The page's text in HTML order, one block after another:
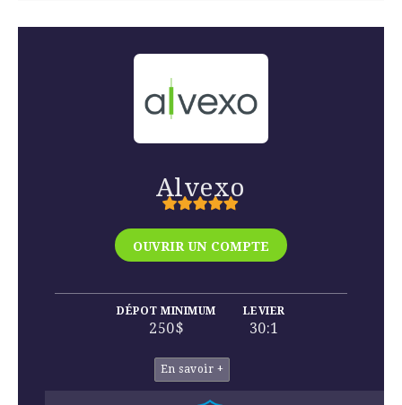
Alvexo
OUVRIR UN COMPTE
DÉPOT MINIMUM
250$
LEVIER
30:1
En savoir +